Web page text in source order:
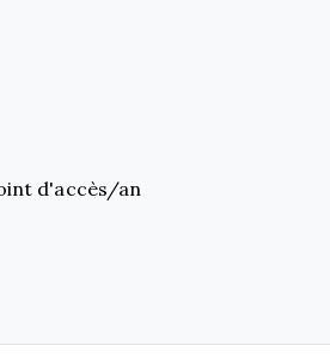
d'accès/an